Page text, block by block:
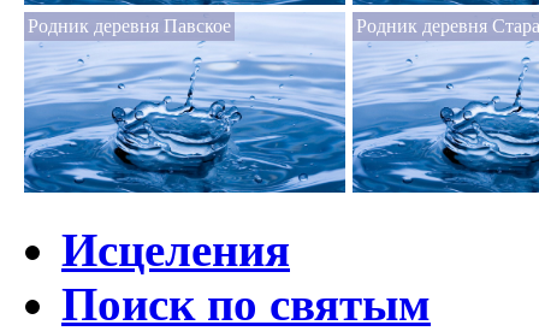
Родник деревня Павское Родник деревня
Исцеления
Поиск по святым